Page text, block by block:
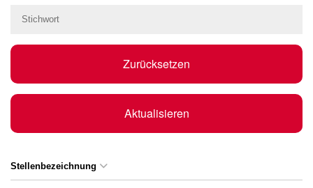
Zurücksetzen
Aktualisieren
Stellenbezeichnung